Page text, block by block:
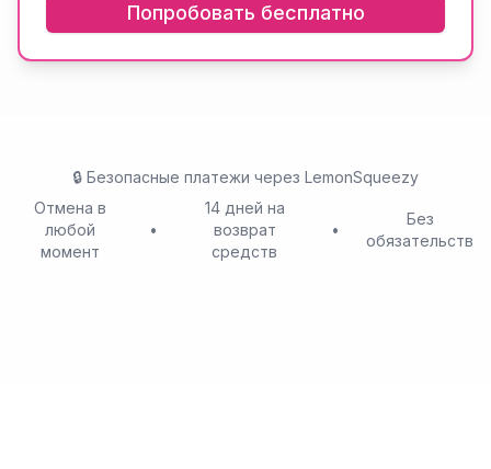
Попробовать бесплатно
🔒 Безопасные платежи через LemonSqueezy
Отмена в
любой
момент
•
14 дней на
возврат
средств
•
Без
обязательств